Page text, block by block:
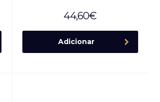
44,60€
Adicionar